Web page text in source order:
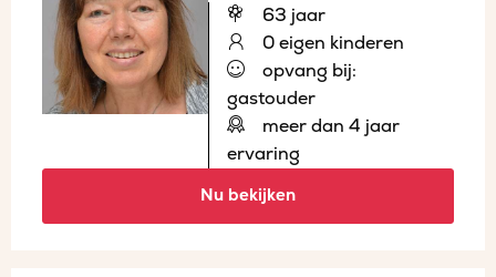
63 jaar
0 eigen kinderen
opvang bij:
gastouder
meer dan 4 jaar
ervaring
Nu bekijken